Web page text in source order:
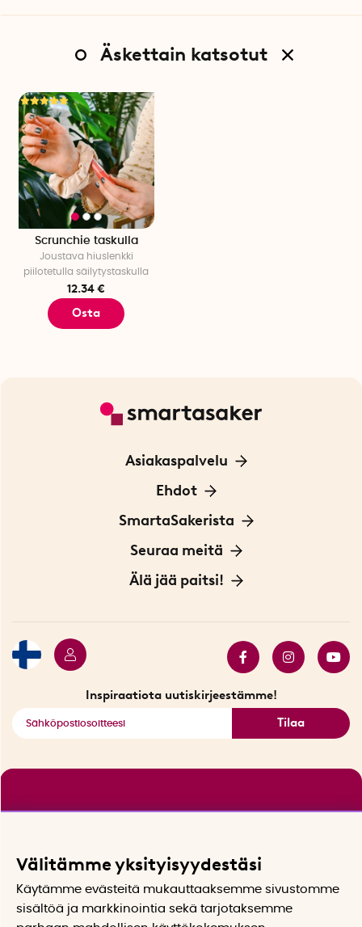
Äskettain katsotut
Scrunchie taskulla
Joustava hiuslenkki
piilotetulla säilytystaskulla
12.34 €
Osta
Asiakaspalvelu
Ota yhteyttä
Ehdot
Tietoa evästeistä
Yksityisyydensuoja
Sopimusehdot
SmartaSakerista
Meistä
Myymälä Tukholmassa
Seuraa meitä
Innovaattoriblogi
Älä jää paitsi!
Inspiraatiota uutiskirjeestämme!
Tilaa
Välitämme yksityisyydestäsi
Käytämme evästeitä mukauttaaksemme sivustomme
sisältöä ja markkinointia sekä tarjotaksemme